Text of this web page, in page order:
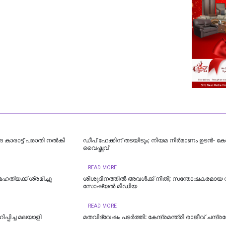
പരാതി നൽകി
ഡീപ് ഫേക്കിന് തടയിടും; നിയമ നിർമാണം ഉടന്‍-
വൈഷ്ണവ്
READ MORE
ശ്രമിച്ചു
ശിശുദിനത്തില്‍ അവള്‍ക്ക് നീതി; സന്തോഷകരമായ
സോഷ്യല്‍ മീഡിയ
READ MORE
മലയാളി
മതവിദ്വേഷം പടര്‍ത്തി: കേന്ദ്രമന്ത്രി രാജീവ്